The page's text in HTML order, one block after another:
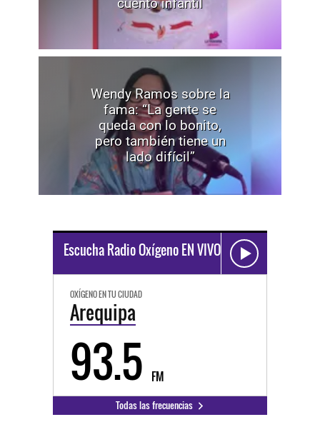
Wendy Ramos sobre la
fama: “La gente se
queda con lo bonito,
pero también tiene un
lado difícil”
Escucha Radio Oxígeno EN VIVO
OXÍGENO EN TU CIUDAD
Arequipa
93.5 FM
Todas las frecuencias